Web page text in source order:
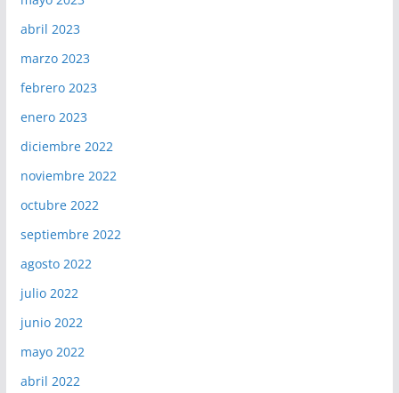
abril 2023
marzo 2023
febrero 2023
enero 2023
diciembre 2022
noviembre 2022
octubre 2022
septiembre 2022
agosto 2022
julio 2022
junio 2022
mayo 2022
abril 2022